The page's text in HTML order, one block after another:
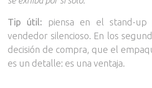
Tip útil: piensa en el stand-up
vendedor silencioso. En los
decisión de compra, que el
es un detalle: es una ventaja.